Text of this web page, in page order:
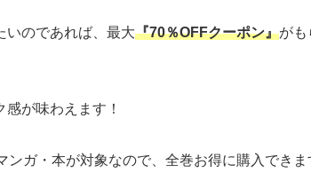
いのであれば、最大『70％OFFクーポン』がも
が味わえます！
ガ・本が対象なので、全巻お得に購入できま